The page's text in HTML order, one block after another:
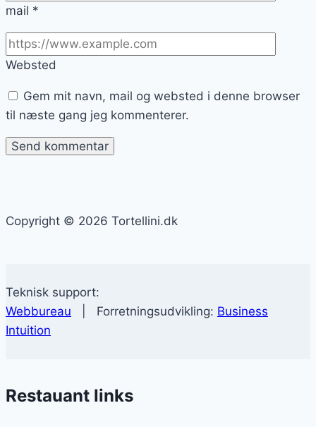
mail *
Websted
Gem mit navn, mail og websted i denne browser
til næste gang jeg kommenterer.
Copyright © 2026 Tortellini.dk
Teknisk support:
Webbureau | Forretningsudvikling: Business
Intuition
Restauant links